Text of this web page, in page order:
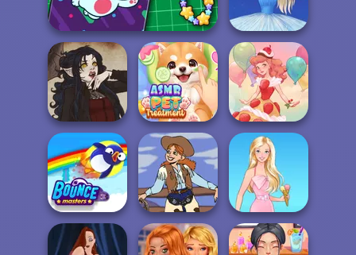
DIY Phone Case Shop
Firebender Zuko
Ice Ballerina
Gothic Heroine
ASMR Pet
Treatment
Dessert Girl